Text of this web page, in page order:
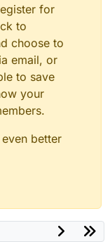
for
to
choose to
email, or
to save
your
better